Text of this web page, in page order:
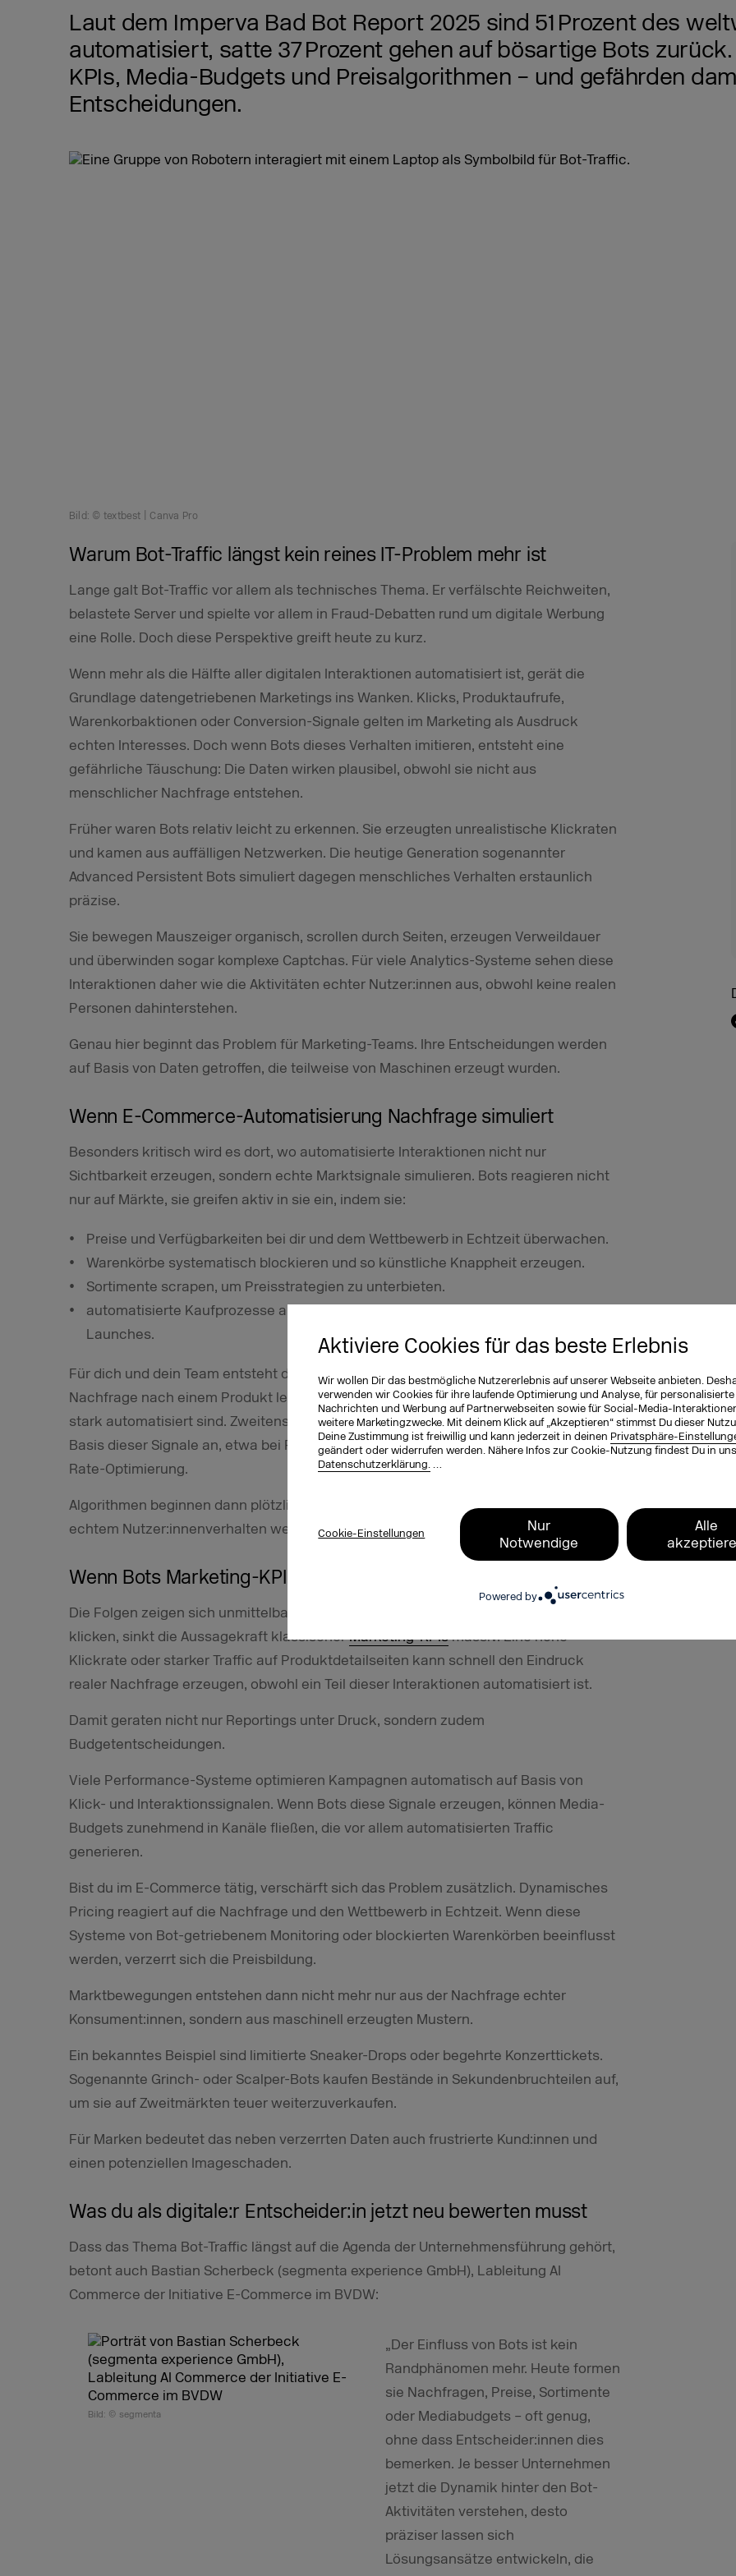
Aktiviere Cookies für das beste Erlebnis
Wir wollen Dir das bestmögliche Nutzererlebnis auf unserer Webseite anbieten.
verwenden wir Cookies für ihre laufende Optimierung und Analyse, für personalisierte
Nachrichten und Werbung auf Partnerwebseiten sowie für Social-Media-
weitere Marketingzwecke. Mit deinem Klick auf „Akzeptieren“ stimmst Du dieser
Deine Zustimmung ist freiwillig und kann jederzeit in deinen Privatsphäre-
geändert oder widerrufen werden. Nähere Infos zur Cookie-Nutzung findest Du in
Datenschutzerklärung. …
Cookie-Einstellungen
Nur
Notwendige
Alle
Powered by
Laut dem Imperva Bad Bot Report 2025 sind 51 Prozent des
automatisiert, satte 37 Prozent gehen auf bösartige Bots
KPIs, Media-Budgets und Preisalgorithmen – und gefährden
Entscheidungen.
Bild: © textbest | Canva Pro
Warum Bot-Traffic längst kein reines IT-Problem mehr ist
Lange galt Bot-Traffic vor allem als technisches Thema. Er verfälschte Reichweiten,
belastete Server und spielte vor allem in Fraud-Debatten rund um digitale Werbung
eine Rolle. Doch diese Perspektive greift heute zu kurz.
Wenn mehr als die Hälfte aller digitalen Interaktionen automatisiert ist, gerät die
Grundlage datengetriebenen Marketings ins Wanken. Klicks, Produktaufrufe,
Warenkorbaktionen oder Conversion-Signale gelten im Marketing als Ausdruck
echten Interesses. Doch wenn Bots dieses Verhalten imitieren, entsteht eine
gefährliche Täuschung: Die Daten wirken plausibel, obwohl sie nicht aus
menschlicher Nachfrage entstehen.
Früher waren Bots relativ leicht zu erkennen. Sie erzeugten unrealistische Klickraten
und kamen aus auffälligen Netzwerken. Die heutige Generation sogenannter
Advanced Persistent Bots simuliert dagegen menschliches Verhalten erstaunlich
präzise.
Sie bewegen Mauszeiger organisch, scrollen durch Seiten, erzeugen Verweildauer
und überwinden sogar komplexe Captchas. Für viele Analytics-Systeme sehen diese
Interaktionen daher wie die Aktivitäten echter Nutzer:innen aus, obwohl keine realen
Personen dahinterstehen.
Genau hier beginnt das Problem für Marketing-Teams. Ihre Entscheidungen werden
auf Basis von Daten getroffen, die teilweise von Maschinen erzeugt wurden.
Wenn E-Commerce-Automatisierung Nachfrage simuliert
Besonders kritisch wird es dort, wo automatisierte Interaktionen nicht nur
Sichtbarkeit erzeugen, sondern echte Marktsignale simulieren. Bots reagieren nicht
nur auf Märkte, sie greifen aktiv in sie ein, indem sie:
Preise und Verfügbarkeiten bei dir und dem Wettbewerb in Echtzeit überwachen.
Warenkörbe systematisch blockieren und so künstliche Knappheit erzeugen.
Sortimente scrapen, um Preisstrategien zu unterbieten.
automatisierte Kaufprozesse auslösen, besonders bei limitierten Produkt-
Launches.
Für dich und dein Team entsteht dadurch ein doppeltes Risiko. Erstens kannst du die
Nachfrage nach einem Produkt leicht überschätzen, weil Traffic und Conversion
stark automatisiert sind. Zweitens passen deine Systeme ihre Entscheidungen auf
Basis dieser Signale an, etwa bei Produktempfehlungen oder bei der Conversion-
Rate-Optimierung.
Algorithmen beginnen dann plötzlich, auf ein Verhalten zu optimieren, das mit
echtem Nutzer:innenverhalten wenig zu tun hat.
Wenn Bots Marketing-KPIs und Preise verzerren
Die Folgen zeigen sich unmittelbar in deinen wichtigsten Indikatoren. Wenn Bots
klicken, sinkt die Aussagekraft klassischerMarketing-KPIsmassiv. Eine hohe
Klickrate oder starker Traffic auf Produktdetailseiten kann schnell den Eindruck
realer Nachfrage erzeugen, obwohl ein Teil dieser Interaktionen automatisiert ist.
Damit geraten nicht nur Reportings unter Druck, sondern zudem
Budgetentscheidungen.
Viele Performance-Systeme optimieren Kampagnen automatisch auf Basis von
Klick- und Interaktionssignalen. Wenn Bots diese Signale erzeugen, können Media-
Budgets zunehmend in Kanäle fließen, die vor allem automatisierten Traffic
generieren.
Bist du im E-Commerce tätig, verschärft sich das Problem zusätzlich. Dynamisches
Pricing reagiert auf die Nachfrage und den Wettbewerb in Echtzeit. Wenn diese
Systeme von Bot-getriebenem Monitoring oder blockierten Warenkörben beeinflusst
werden, verzerrt sich die Preisbildung.
Marktbewegungen entstehen dann nicht mehr nur aus der Nachfrage echter
Konsument:innen, sondern aus maschinell erzeugten Mustern.
Ein bekanntes Beispiel sind limitierte Sneaker-Drops oder begehrte Konzerttickets.
Sogenannte Grinch- oder Scalper-Bots kaufen Bestände in Sekundenbruchteilen auf,
um sie auf Zweitmärkten teuer weiterzuverkaufen.
Für Marken bedeutet das neben verzerrten Daten auch frustrierte Kund:innen und
einen potenziellen Imageschaden.
Was du als digitale:r Entscheider:in jetzt neu bewerten musst
Dass das Thema Bot-Traffic längst auf die Agenda der Unternehmensführung gehört,
betont auch Bastian Scherbeck (segmenta experience GmbH), Lableitung AI
Commerce der Initiative E-Commerce im BVDW:
„Der Einfluss von Bots ist kein
Randphänomen mehr. Heute formen
sie Nachfragen, Preise, Sortimente
oder Mediabudgets – oft genug,
ohne dass Entscheider:innen dies
bemerken. Je besser Unternehmen
jetzt die Dynamik hinter den Bot-
Aktivitäten verstehen, desto
präziser lassen sich
Lösungsansätze entwickeln, die
Bild: © segmenta